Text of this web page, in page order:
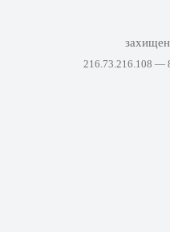
216.73.216.108 —